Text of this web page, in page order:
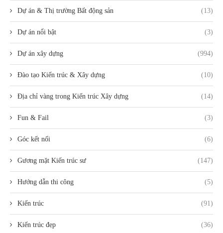
Dự án & Thị trường Bất động sản (13)
Dự án nổi bật (3)
Dự án xây dựng (994)
Đào tạo Kiến trúc & Xây dựng (10)
Địa chỉ vàng trong Kiến trúc Xây dựng (14)
Fun & Fail (3)
Góc kết nối (6)
Gương mặt Kiến trúc sư (147)
Hướng dẫn thi công (5)
Kiến trúc (91)
Kiến trúc đẹp (36)